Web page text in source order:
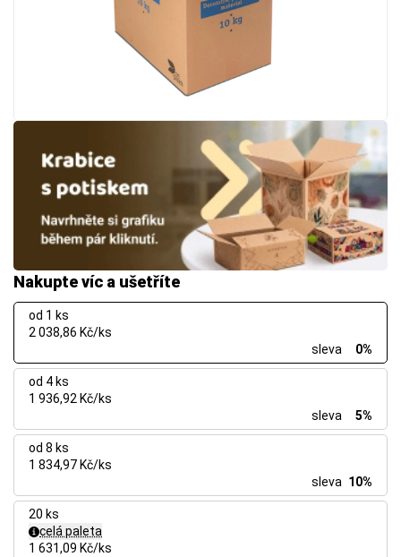
Nakupte víc a ušetříte
od 1 ks
2 038,86 Kč/ks
sleva
0%
od 4 ks
1 936,92 Kč/ks
sleva
5%
od 8 ks
1 834,97 Kč/ks
sleva 10%
20 ks
celá paleta
1 631,09 Kč/ks